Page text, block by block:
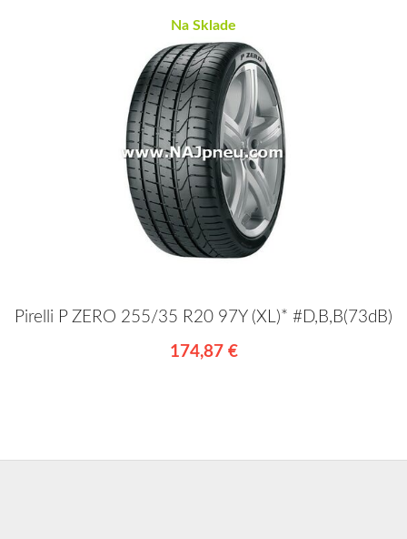
Na Sklade
Pirelli P ZERO 255/35 R20 97Y (XL)* #D,B,B(73dB)
174,87 €